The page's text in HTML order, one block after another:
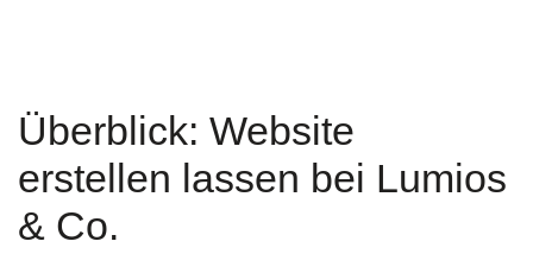
Überblick: Website
erstellen lassen bei Lumios
& Co.